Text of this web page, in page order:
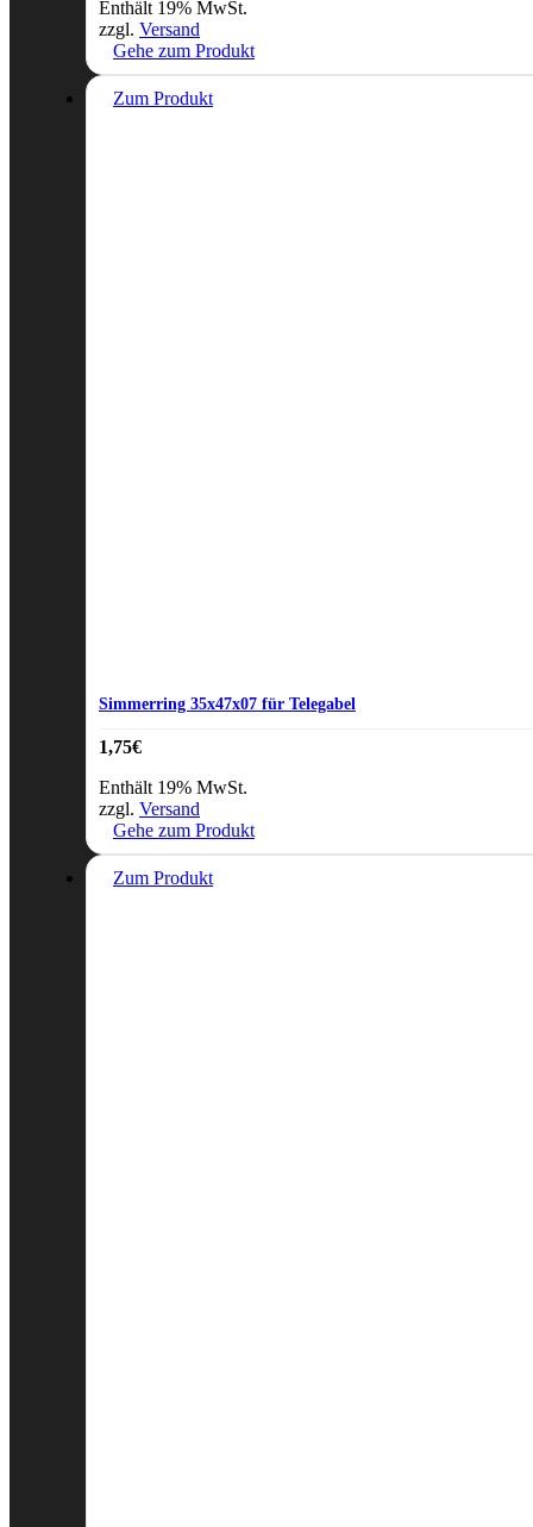
Enthält 19% MwSt.
zzgl. Versand
Gehe zum Produkt
Zum Produkt
Simmerring 35x47x07 für Telegabel
1,75€
Enthält 19% MwSt.
zzgl. Versand
Gehe zum Produkt
Zum Produkt